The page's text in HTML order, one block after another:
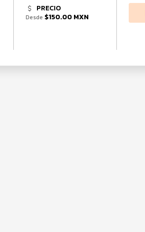
PRECIO
Desde $150.00 MXN